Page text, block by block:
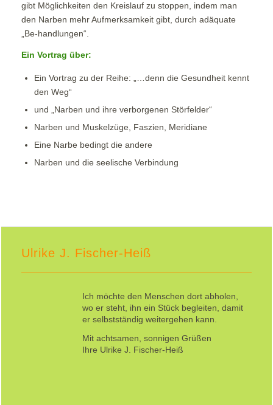
gibt Möglichkeiten den Kreislauf zu stoppen, indem man
den Narben mehr Aufmerksamkeit gibt, durch adäquate
„Be-handlungen“.
Ein Vortrag über:
Ein Vortrag zu der Reihe: „…denn die Gesundheit kennt
den Weg“
und „Narben und ihre verborgenen Störfelder“
Narben und Muskelzüge, Faszien, Meridiane
Eine Narbe bedingt die andere
Narben und die seelische Verbindung
Ulrike J. Fischer-Heiß
Ich möchte den Menschen dort abholen,
wo er steht, ihn ein Stück begleiten, damit
er selbstständig weitergehen kann.
Mit achtsamen, sonnigen Grüßen
Ihre Ulrike J. Fischer-Heiß